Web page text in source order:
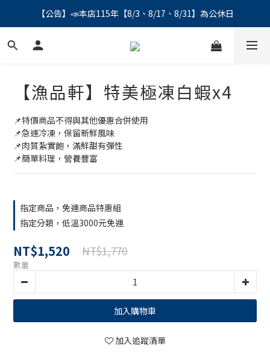
【公告】📣本店115年【8/3、8/17、8/31】為公休日
【公告】📣本店115年【8/3、8/17、8/31】為公休日
＼會員募集中／ 📣 LINE帳號綁定註冊成功，馬上領💰150
【漁品軒】特美極凍白蝦x4
📌特價商品不得與其他優惠合併使用
📌急速冷凍，保留新鮮風味
📌肉質紮實飽，滿鮮甜有彈性
📌簡單料理，營養豐富
指定商品，免運商品特惠組
指定分類，低溫3000元免運
NT$1,520 NT$1,770
數量
加入購物車
加入追蹤清單